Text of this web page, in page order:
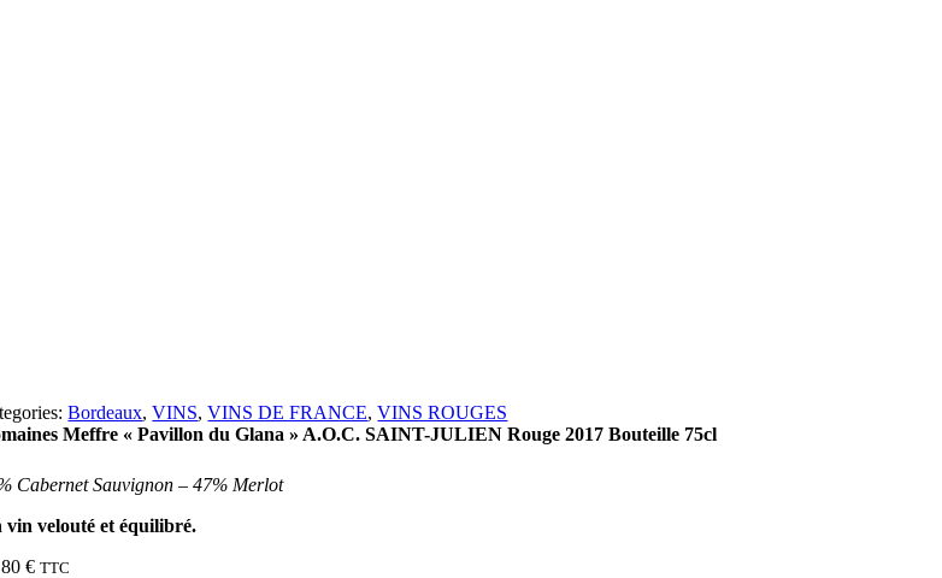
Bordeaux,VINS,VINS DE FRANCE,VINS ROUGES
Meffre « Pavillon du Glana » A.O.C. SAINT-JULIEN Rouge 2017 Bouteille 75cl
Cabernet Sauvignon – 47% Merlot
vin velouté et équilibré.
€ TTC